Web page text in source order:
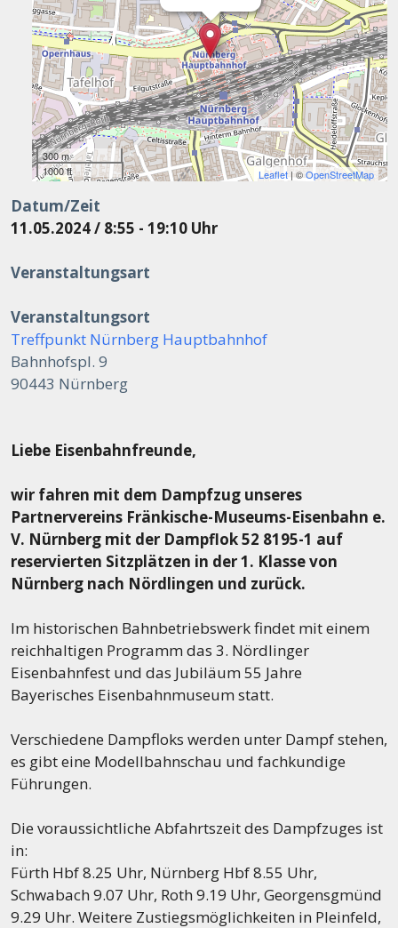
300 m
1000 ft
Leaflet | ©OpenStreetMap
Datum/Zeit
11.05.2024 / 8:55 - 19:10 Uhr
Veranstaltungsart
Veranstaltungsort
Treffpunkt Nürnberg Hauptbahnhof
Bahnhofspl. 9
90443 Nürnberg
Liebe Eisenbahnfreunde,
wir fahren mit dem Dampfzug unseres
Partnervereins Fränkische-Museums-Eisenbahn e.
V. Nürnberg mit der Dampflok 52 8195-1 auf
reservierten Sitzplätzen in der 1. Klasse von
Nürnberg nach Nördlingen und zurück.
Im historischen Bahnbetriebswerk findet mit einem
reichhaltigen Programm das 3. Nördlinger
Eisenbahnfest und das Jubiläum 55 Jahre
Bayerisches Eisenbahnmuseum statt.
Verschiedene Dampfloks werden unter Dampf stehen,
es gibt eine Modellbahnschau und fachkundige
Führungen.
Die voraussichtliche Abfahrtszeit des Dampfzuges ist
in:
Fürth Hbf 8.25 Uhr, Nürnberg Hbf 8.55 Uhr,
Schwabach 9.07 Uhr, Roth 9.19 Uhr, Georgensgmünd
9.29 Uhr. Weitere Zustiegsmöglichkeiten in Pleinfeld,